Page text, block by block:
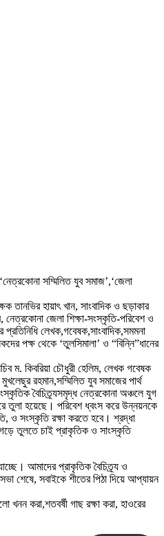
সম্মিলিত যুব সমাজ’,‘জেলা
তানভির হায়াৎ খান, সাংবাদিক ও ছড়াকার
নেত্রকোনা জেলা শিক্ষা-সংস্কৃতি-পরিবেশ ও
লেখক,গবেষক,সাংবাদিক,সমমনা
পক্ষ থেকে ‘তুলসিমালা’ ও “বিন্নি”ধানের
ম. কিবরিয়া চৌধুরী হেলিম, লেখক গবেষক
রহমান,সম্মিলিত যুব সমাজের পার্থ
বৈচিত্র্যসমৃদ্ধ নেত্রকোনা অঞ্চলে যুগ
তুলা হয়েছে। পরিবেশ ধ্বংস করে উন্নয়নকে
ও সংস্কৃতি রক্ষা করতে হবে। শ্রদ্ধা
গড়ে তুলতে চাই প্রাকৃতিক ও সাংস্কৃতি
আমাদের প্রাকৃতিক বৈচিত্র্য ও
শেষে, সবাইকে শীতের পিঠা দিয়ে আপ্যায়ন
করা,শতবর্ষী গাছ রক্ষা করা, হাওরের